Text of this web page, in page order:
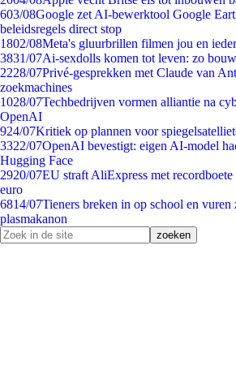
603/08Google zet AI-bewerktool Google
beleidsregels direct stop
1802/08Meta's gluurbrillen filmen jou en
3831/07Ai-sexdolls komen tot leven: zo
2228/07Privé-gesprekken met Claude van
zoekmachines
1028/07Techbedrijven vormen alliantie na
OpenAI
924/07Kritiek op plannen voor
3322/07OpenAI bevestigt: eigen AI-model
Hugging Face
2920/07EU straft AliExpress met
euro
6814/07Tieners breken in op school en vuren
plasmakanon